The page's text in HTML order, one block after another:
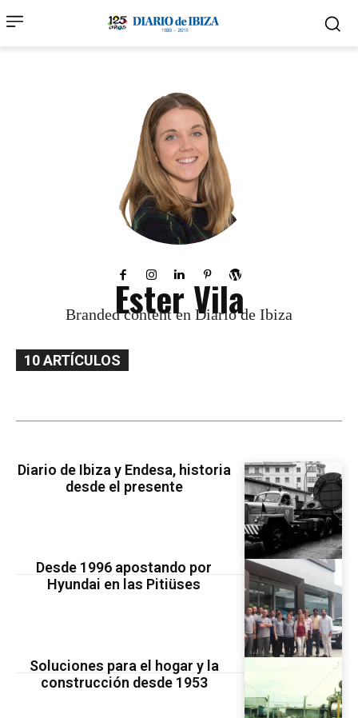
Ester Vila
Branded content en Diario de Ibiza
10 ARTÍCULOS
Diario de Ibiza y Endesa, historia
desde el presente
Desde 1996 apostando por
Hyundai en las Pitiüses
Soluciones para el hogar y la
construcción desde 1953